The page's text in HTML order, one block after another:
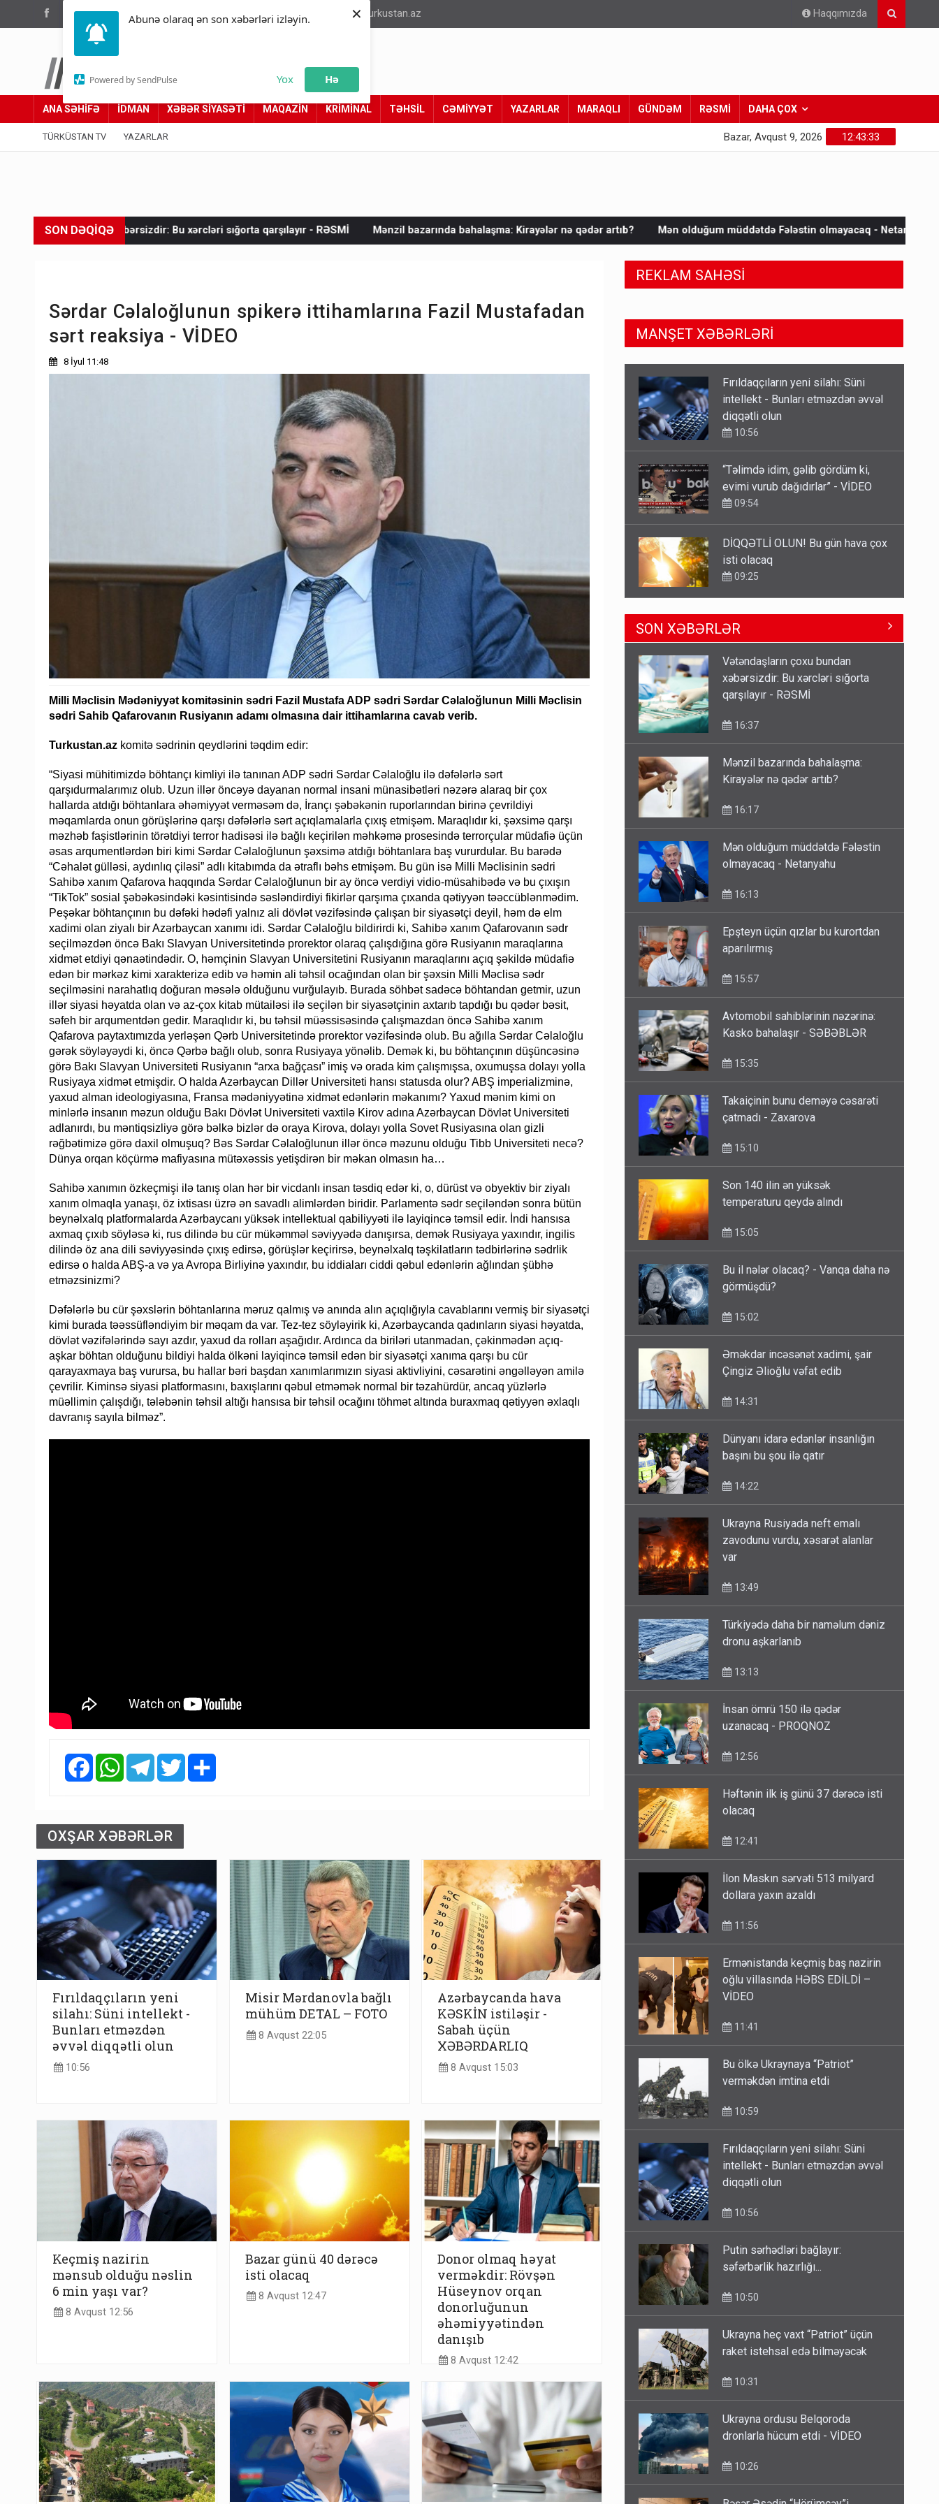
Abunə olaraq ən son xəbərləri izləyin.
Powered by SendPulse Yox Hə
×
(012) 449 94 05 info@turkustan.az Haqqımızda
Türküstan.az
Adımız yolumuzdur
ANA SƏHİFƏ İDMAN XƏBƏR SİYASƏTİ MAQAZİN KRİMİNAL TƏHSİL CƏMİYYƏT YAZARLAR MARAQLI GÜNDƏM RƏSMİ DAHA ÇOX
TÜRKÜSTAN TV YAZARLAR 12:43:34
Bazar, Avqust 9, 2026
SON DƏQİQƏ
xəbərsizdir: Bu xərcləri sığorta qarşılayır - RƏSMİ Mənzil bazarında bahalaşma: Kirayələr nə qədər artıb? Mən olduğum müddətdə Fələstin olmayacaq - Netanyahu Epşteyn üçün
Sərdar Cəlaloğlunun spikerə ittihamlarına Fazil Mustafadan
sərt reaksiya - VİDEO
8 İyul 11:48
Milli Məclisin Mədəniyyət komitəsinin sədri Fazil Mustafa ADP sədri Sərdar Cəlaloğlunun Milli Məclisin
sədri Sahib Qafarovanın Rusiyanın adamı olmasına dair ittihamlarına cavab verib.
Turkustan.az komitə sədrinin qeydlərini təqdim edir:
“Siyasi mühitimizdə böhtançı kimliyi ilə tanınan ADP sədri Sərdar Cəlaloğlu ilə dəfələrlə sərt
qarşıdurmalarımız olub. Uzun illər öncəyə dayanan normal insani münasibətləri nəzərə alaraq bir çox
hallarda atdığı böhtanlara əhəmiyyət verməsəm də, İrançı şəbəkənin ruporlarından birinə çevrildiyi
məqamlarda onun görüşlərinə qarşı dəfələrlə sərt açıqlamalarla çıxış etmişəm. Maraqlıdır ki, şəxsimə qarşı
məzhəb faşistlərinin törətdiyi terror hadisəsi ilə bağlı keçirilən məhkəmə prosesində terrorçular müdafiə üçün
əsas arqumentlərdən biri kimi Sərdar Cəlaloğlunun şəxsimə atdığı böhtanlara baş vururdular. Bu barədə
“Cəhalət gülləsi, aydınlıq çiləsi” adlı kitabımda da ətraflı bəhs etmişəm. Bu gün isə Milli Məclisinin sədri
Sahibə xanım Qafarova haqqında Sərdar Cəlaloğlunun bir ay öncə verdiyi vidio-müsahibədə və bu çıxışın
“TikTok” sosial şəbəkəsindəki kəsintisində səsləndirdiyi fikirlər qarşıma çıxanda qətiyyən təəccüblənmədim.
Peşəkar böhtançının bu dəfəki hədəfi yalnız ali dövlət vəzifəsində çalışan bir siyasətçi deyil, həm də elm
xadimi olan ziyalı bir Azərbaycan xanımı idi. Sərdar Cəlaloğlu bildirirdi ki, Sahibə xanım Qafarovanın sədr
seçilməzdən öncə Bakı Slavyan Universitetində prorektor olaraq çalışdığına görə Rusiyanın maraqlarına
xidmət etdiyi qənaətindədir. O, həmçinin Slavyan Universitetini Rusiyanın maraqlarını açıq şəkildə müdafiə
edən bir mərkəz kimi xarakterizə edib və həmin ali təhsil ocağından olan bir şəxsin Milli Məclisə sədr
seçilməsini narahatlıq doğuran məsələ olduğunu vurğulayıb. Burada söhbət sadəcə böhtandan getmir, uzun
illər siyasi həyatda olan və az-çox kitab mütailəsi ilə seçilən bir siyasətçinin axtarıb tapdığı bu qədər bəsit,
səfeh bir arqumentdən gedir. Maraqlıdır ki, bu təhsil müəssisəsində çalışmazdan öncə Sahibə xanım
Qafarova paytaxtımızda yerləşən Qərb Universitetində prorektor vəzifəsində olub. Bu ağılla Sərdar Cəlaloğlu
gərək söyləyəydi ki, öncə Qərbə bağlı olub, sonra Rusiyaya yönəlib. Demək ki, bu böhtançının düşüncəsinə
görə Bakı Slavyan Universiteti Rusiyanın “arxa bağçası” imiş və orada kim çalışmışsa, oxumuşsa dolayı yolla
Rusiyaya xidmət etmişdir. O halda Azərbaycan Dillər Universiteti hansı statusda olur? ABŞ imperializminə,
yaxud alman ideologiyasına, Fransa mədəniyyətinə xidmət edənlərin məkanımı? Yaxud mənim kimi on
minlərlə insanın məzun olduğu Bakı Dövlət Universiteti vaxtilə Kirov adına Azərbaycan Dövlət Universiteti
adlanırdı, bu məntiqsizliyə görə bəlkə bizlər də oraya Kirova, dolayı yolla Sovet Rusiyasına olan gizli
rəğbətimizə görə daxil olmuşuq? Bəs Sərdar Cəlaloğlunun illər öncə məzunu olduğu Tibb Universiteti necə?
Dünya orqan köçürmə mafiyasına mütəxəssis yetişdirən bir məkan olmasın ha…
Sahibə xanımın özkeçmişi ilə tanış olan hər bir vicdanlı insan təsdiq edər ki, o, dürüst və obyektiv bir ziyalı
xanım olmaqla yanaşı, öz ixtisası üzrə ən savadlı alimlərdən biridir. Parlamentə sədr seçiləndən sonra bütün
beynəlxalq platformalarda Azərbaycanı yüksək intellektual qabiliyyəti ilə layiqincə təmsil edir. İndi hansısa
axmaq çıxıb söyləsə ki, rus dilində bu cür mükəmməl səviyyədə danışırsa, demək Rusiyaya yaxındır, ingilis
dilində öz ana dili səviyyəsində çıxış edirsə, görüşlər keçirirsə, beynəlxalq təşkilatların tədbirlərinə sədrlik
edirsə o halda ABŞ-a və ya Avropa Birliyinə yaxındır, bu iddiaları ciddi qəbul edənlərin ağlından şübhə
etməzsinizmi?
Dəfələrlə bu cür şəxslərin böhtanlarına məruz qalmış və anında alın açıqlığıyla cavablarını vermiş bir siyasətçi
kimi burada təəssüfləndiyim bir məqam da var. Tez-tez söyləyirik ki, Azərbaycanda qadınların siyasi həyatda,
dövlət vəzifələrində sayı azdır, yaxud da rolları aşağıdır. Ardınca da biriləri utanmadan, çəkinmədən açıq-
aşkar böhtan olduğunu bildiyi halda ölkəni layiqincə təmsil edən bir siyasətçi xanıma qarşı bu cür
qarayaxmaya baş vurursa, bu hallar bəri başdan xanımlarımızın siyasi aktivliyini, cəsarətini əngəlləyən amilə
çevrilir. Kiminsə siyasi platformasını, baxışlarını qəbul etməmək normal bir təzahürdür, ancaq yüzlərlə
müəllimin çalışdığı, tələbənin təhsil altığı hansısa bir təhsil ocağını töhmət altında buraxmaq qətiyyən əxlaqlı
davranış sayıla bilməz”.
FacebookWhatsAppTelegramTwitter
OXŞAR XƏBƏRLƏR
Fırıldaqçıların yeni
silahı: Süni intellekt -
Bunları etməzdən
əvvəl diqqətli olun
10:56
Misir Mərdanovla bağlı
mühüm DETAL – FOTO
8 Avqust 22:05
Azərbaycanda hava
KƏSKİN istiləşir -
Sabah üçün
XƏBƏRDARLIQ
8 Avqust 15:03
Keçmiş nazirin
mənsub olduğu nəslin
6 min yaşı var?
8 Avqust 12:56
Bazar günü 40 dərəcə
isti olacaq
8 Avqust 12:47
Donor olmaq həyat
verməkdir: Rövşən
Hüseynov orqan
donorluğunun
əhəmiyyətindən
danışıb
8 Avqust 12:42
REKLAM SAHƏSİ
MANŞET XƏBƏRLƏRİ
“Təlimdə idim, gəlib gördüm ki,
evimi vurub dağıdırlar” - VİDEO
09:54
DİQQƏTLİ OLUN! Bu gün hava çox
isti olacaq
09:25
Azərbaycan bundan hər il 3
milyard dollar qazanacaq
8 Avqust 23:33
Avtomobil sahiblərinin nəzərinə:
15:35
Dünyanı idarə edənlər insanlığın
başını bu şou ilə qatır
intellekt - Bunları etməzdən əvvəl
diqqətli olun
SON XƏBƏRLƏR
Vətəndaşların çoxu bundan
xəbərsizdir: Bu xərcləri sığorta
qarşılayır - RƏSMİ
Mənzil bazarında bahalaşma:
Kirayələr nə qədər artıb?
Mən olduğum müddətdə Fələstin
olmayacaq - Netanyahu
Epşteyn üçün qızlar bu kurortdan
aparılırmış
Avtomobil sahiblərinin nəzərinə:
Kasko bahalaşır - SƏBƏBLƏR
Takaiçinin bunu deməyə cəsarəti
çatmadı - Zaxarova
Son 140 ilin ən yüksək
temperaturu qeydə alındı
Bu il nələr olacaq? - Vanqa daha nə
görmüşdü?
Əməkdar incəsənət xadimi, şair
Çingiz Əlioğlu vəfat edib
Dünyanı idarə edənlər insanlığın
başını bu şou ilə qatır
Ukrayna Rusiyada neft emalı
zavodunu vurdu, xəsarət alanlar
var
Türkiyədə daha bir naməlum dəniz
dronu aşkarlanıb
İnsan ömrü 150 ilə qədər
uzanacaq - PROQNOZ
Həftənin ilk iş günü 37 dərəcə isti
olacaq
İlon Maskın sərvəti 513 milyard
dollara yaxın azaldı
Ermənistanda keçmiş baş nazirin
oğlu villasında HƏBS EDİLDİ –
VİDEO
Bu ölkə Ukraynaya “Patriot”
verməkdən imtina etdi
Fırıldaqçıların yeni silahı: Süni
intellekt - Bunları etməzdən əvvəl
diqqətli olun
Putin sərhədləri bağlayır:
səfərbərlik hazırlığı...
Ukrayna heç vaxt “Patriot” üçün
raket istehsal edə bilməyəcək
Ukrayna ordusu Belqoroda
dronlarla hücum etdi - VİDEO
Bəşər Əsədin “Hörümçəy”i